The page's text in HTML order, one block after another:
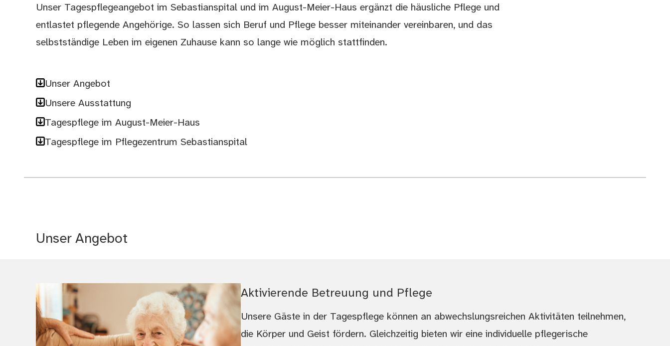
Unser Tagespflegeangebot im Sebastianspital und im August-Meier-Haus ergänzt die häusliche Pflege und
entlastet pflegende Angehörige. So lassen sich Beruf und Pflege besser miteinander vereinbaren, und das
selbstständige Leben im eigenen Zuhause kann so lange wie möglich stattfinden.
Unser Angebot
Unsere Ausstattung
Tagespflege im August-Meier-Haus
Tagespflege im Pflegezentrum Sebastianspital
Unser Angebot
Aktivierende Betreuung und Pflege
Unsere Gäste in der Tagespflege können an abwechslungsreichen Aktivitäten teilnehmen,
die Körper und Geist fördern. Gleichzeitig bieten wir eine individuelle pflegerische